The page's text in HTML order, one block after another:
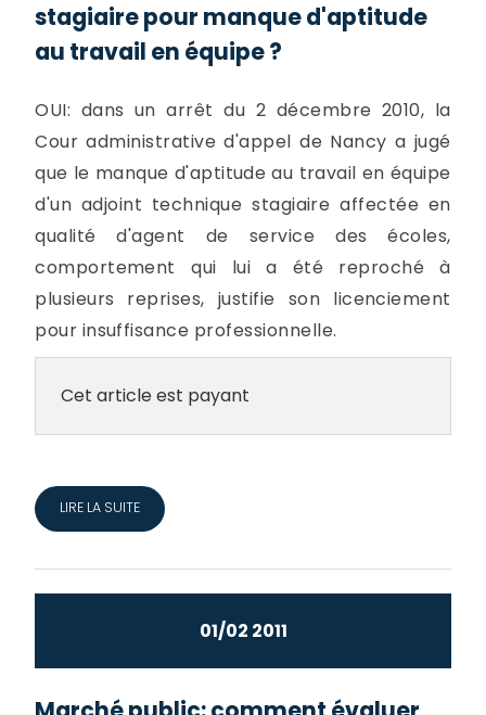
stagiaire pour manque d'aptitude
au travail en équipe ?
OUI: dans un arrêt du 2 décembre 2010, la
Cour administrative d'appel de Nancy a jugé
que le manque d'aptitude au travail en équipe
d'un adjoint technique stagiaire affectée en
qualité d'agent de service des écoles,
comportement qui lui a été reproché à
plusieurs reprises, justifie son licenciement
pour insuffisance professionnelle.
Cet article est payant
LIRE LA SUITE
01/02 2011